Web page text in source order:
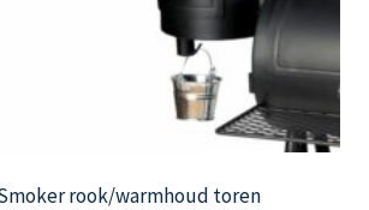
rook/warmhoud toren